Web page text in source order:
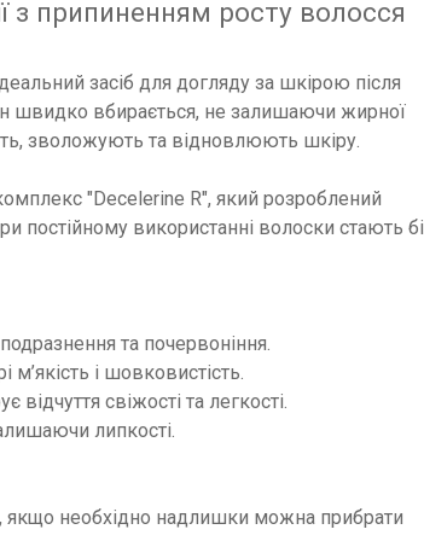
з припиненням росту волосся
засіб для догляду за шкірою після
швидко вбирається, не залишаючи жирної
зволожують та відновлюють шкіру.
"Decelerine R", який розроблений
постійному використанні волоски стають
та почервоніння.
і шовковистість.
відчуття свіжості та легкості.
липкості.
якщо необхідно надлишки можна прибрати